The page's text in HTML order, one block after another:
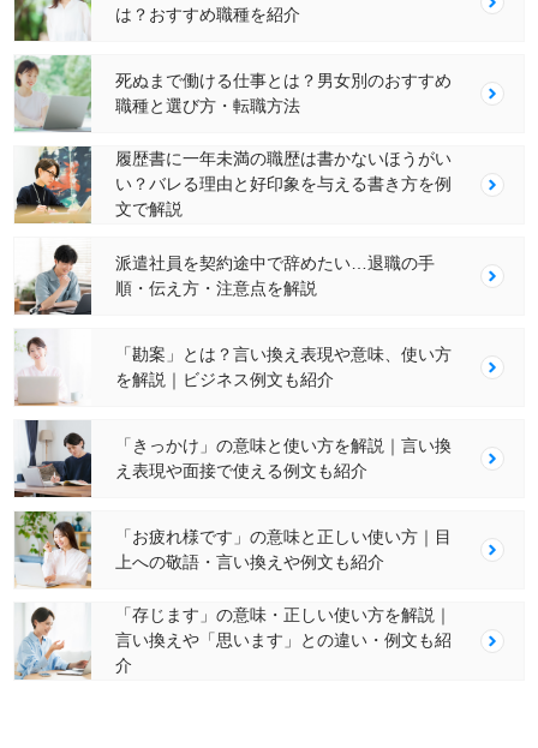
は？おすすめ職種を紹介
死ぬまで働ける仕事とは？男女別のおすすめ
職種と選び方・転職方法
履歴書に一年未満の職歴は書かないほうがい
い？バレる理由と好印象を与える書き方を例
文で解説
派遣社員を契約途中で辞めたい…退職の手
順・伝え方・注意点を解説
「勘案」とは？言い換え表現や意味、使い方
を解説｜ビジネス例文も紹介
「きっかけ」の意味と使い方を解説｜言い換
え表現や面接で使える例文も紹介
「お疲れ様です」の意味と正しい使い方｜目
上への敬語・言い換えや例文も紹介
「存じます」の意味・正しい使い方を解説｜
言い換えや「思います」との違い・例文も紹
介